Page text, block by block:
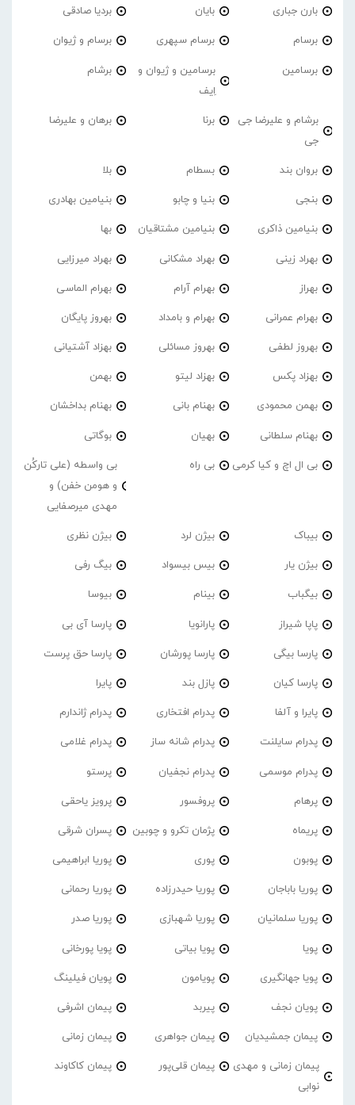
بارن جباری بایان بردیا صادقی
برسام برسام سپهری برسام و ژیوان
برسامین
برسامین و ژیوان و
اِیف
برشام
برشام و علیرضا جی
جی
برنا برهان و علیرضا
بروان بند بسطام بلا
بنجی بنیا و چابو بنیامین بهادری
بنیامین ذاکری بنیامین مشتاقیان بها
بهراد زینی بهراد مشکانی بهراد میرزایی
بهراز بهرام آرام بهرام الماسی
بهرام عمرانی بهرام و بامداد بهروز پایگان
بهروز لطفی بهروز مسائلی بهزاد آشتیانی
بهزاد پکس بهزاد لیتو بهمن
بهمن محمودی بهنام بانی بهنام بداخشان
بهنام سلطانی بهیان بوگاتی
بی ال اچ و کیا کرمی بی راه
بی واسطه (علی تارکُن
و هومن خفن) و
مهدی میرصفایی
بیباک بیژن لرد بیژن نظری
بیژن یار بیس بیسواد بیگ رفی
بیگباب بینام بیوسا
پاپا شیراز پارانویا پارسا آی بی
پارسا بیگی پارسا پورشان پارسا حق پرست
پارسا کیان پازل بند پایرا
پایرا و آلفا پدرام افتخاری پدرام ژاندارم
پدرام‌ سایلنت پدرام شانه ساز پدرام غلامی
پدرام موسمی پدرام نجفیان پرستو
پرهام پروفسور پرویز یاحقی
پریماه پژمان تکرو و چوبین پسران شرقی
پوبون پوری پوریا ابراهیمی
پوریا باباجان پوریا حیدرزاده پوریا رحمانی
پوریا سلمانیان پوریا شهبازی پوریا صدر
پویا پویا بیاتی پویا پورخانی
پویا جهانگیری پویامون پویان فیلینگ
پویان نجف پیربد پیمان اشرفی
پیمان جمشیدیان پیمان جواهری پیمان زمانی
پیمان زمانی و مهدی
نوابی
پیمان قلی‌پور پیمان کاکاوند